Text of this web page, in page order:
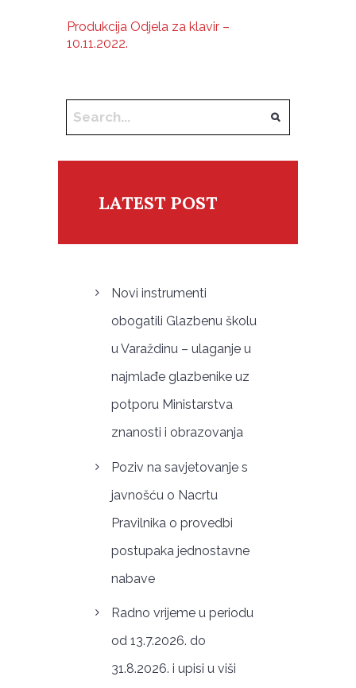
Produkcija Odjela za klavir –
10.11.2022.
LATEST POST
Novi instrumenti
obogatili Glazbenu školu
u Varaždinu – ulaganje u
najmlađe glazbenike uz
potporu Ministarstva
znanosti i obrazovanja
Poziv na savjetovanje s
javnošću o Nacrtu
Pravilnika o provedbi
postupaka jednostavne
nabave
Radno vrijeme u periodu
od 13.7.2026. do
31.8.2026. i upisi u viši